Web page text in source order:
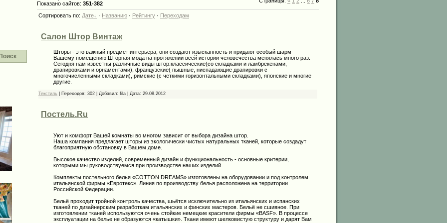
Показано сайтов: 351-382
Сортировать по: Дате · Названию · Рейтингу · Переходам
Салон Штор Винтаж
Шторы - это важный предмет интерьера, они создают изысканность и придают особый шарм
Вашему помещению.Шторная мода на протяжении всей истории человечества менялась много раз.
Сегодня нам известны различные виды штор:классические(со складками и ламбрекенами,
драпировками и орнаментами), французские( пышные, ниспадающие драпировки с
многочисленными складками), римские (с четкими горизонтальными складками), японские и многие
другие.
Текстиль Переходов: 302 Добавил: fila Дата: 29.08.2012
Постель.Ru
Уют и комфорт Вашей комнаты во многом зависит от выбора дизайна штор.
Наша компания предлагает шторы из экологически чистых натуральных тканей, которые создадут
благоприятную обстановку в Вашем доме.
Высокое качество изделий, современный дизайн и функциональность - основные критерии,
которыми мы руководствуемся при производстве наших изделий
Комплекты постельного белья «COTTON DREAMS» изготовлены на оборудовании и под контролем
итальянской фирмы «Евротекс». Линия по производству белья расположена на территории
Российской Федерации.
Бельё проходит тройной контроль качества, шьётся исключительно из итальянских и испанских
тканей по дизайнерским разработкам итальянских и финских мастеров. Бельё не сшивное. При
изготовлении тканей используются очень стойкие немецкие красители фирмы «BASF». В процессе
эксплуатации на белье не образуются «катышки». Ткани имеют шелковистую структуру и дарят Вам